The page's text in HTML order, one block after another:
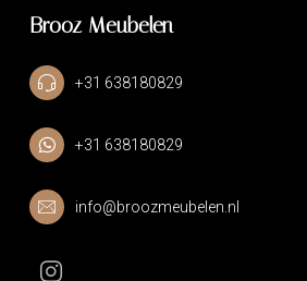
Brooz Meubelen
+31 638180829
+31 638180829
info@broozmeubelen.nl